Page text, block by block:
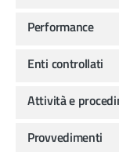
Performance
Enti controllati
Attività e
Provvedimenti